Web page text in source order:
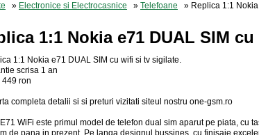
» Electronice si Electrocasnice » Telefoane » Replica 1:1
1:1 Nokia e71 DUAL SIM
1:1 Nokia e71 DUAL SIM cu wifi si tv sigilate.
scrisa 1 an
449 ron
completa detalii si si preturi vizitati siteul nostru one-gsm.ro
WiFi este primul model de telefon dual sim aparut pe piata, cu
de pana in prezent. Pe langa designul bussines, cu finisaje